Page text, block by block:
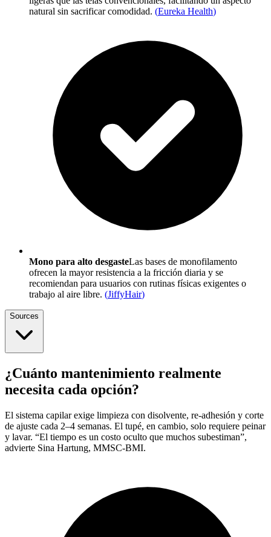
natural sin sacrificar comodidad. (Eureka Health)
Mono para alto desgasteLas bases de monofilamento
ofrecen la mayor resistencia a la fricción diaria y se
recomiendan para usuarios con rutinas físicas exigentes o
trabajo al aire libre. (JiffyHair)
Sources
¿Cuánto mantenimiento realmente
necesita cada opción?
El sistema capilar exige limpieza con disolvente, re-adhesión y corte
de ajuste cada 2–4 semanas. El tupé, en cambio, solo requiere peinar
y lavar. “El tiempo es un costo oculto que muchos subestiman”,
advierte Sina Hartung, MMSC-BMI.